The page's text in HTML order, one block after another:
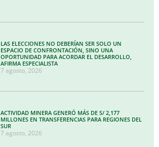
LAS ELECCIONES NO DEBERÍAN SER SOLO UN
ESPACIO DE CONFRONTACIÓN, SINO UNA
OPORTUNIDAD PARA ACORDAR EL DESARROLLO,
AFIRMA ESPECIALISTA
7 agosto, 2026
ACTIVIDAD MINERA GENERÓ MÁS DE S/ 2,177
MILLONES EN TRANSFERENCIAS PARA REGIONES DEL
SUR
7 agosto, 2026